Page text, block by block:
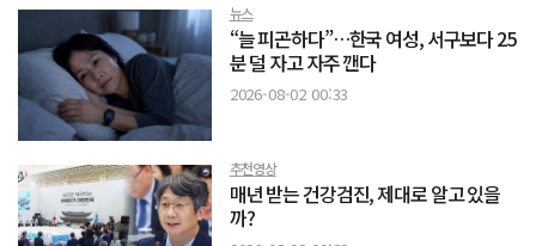
뉴스
“늘 피곤하다”…한국 여성, 서구보다 25
분 덜 자고 자주 깬다
2026-08-02 00:33
추천영상
매년 받는 건강검진, 제대로 알고 있을
까?